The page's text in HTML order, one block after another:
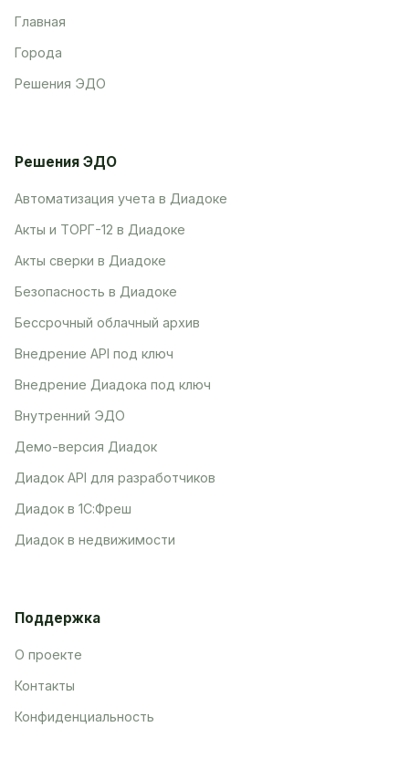
Главная
Города
Решения ЭДО
Решения ЭДО
Автоматизация учета в Диадоке
Акты и ТОРГ-12 в Диадоке
Акты сверки в Диадоке
Безопасность в Диадоке
Бессрочный облачный архив
Внедрение API под ключ
Внедрение Диадока под ключ
Внутренний ЭДО
Демо-версия Диадок
Диадок API для разработчиков
Диадок в 1С:Фреш
Диадок в недвижимости
Поддержка
О проекте
Контакты
Конфиденциальность